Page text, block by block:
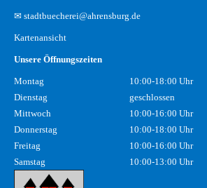
✉ stadtbuecherei@ahrensburg.de
Kartenansicht
Unsere Öffnungszeiten
Montag
10:00-18:00 Uhr
Dienstag
geschlossen
Mittwoch
10:00-16:00 Uhr
Donnerstag
10:00-18:00 Uhr
Freitag
10:00-16:00 Uhr
Samstag
10:00-13:00 Uhr